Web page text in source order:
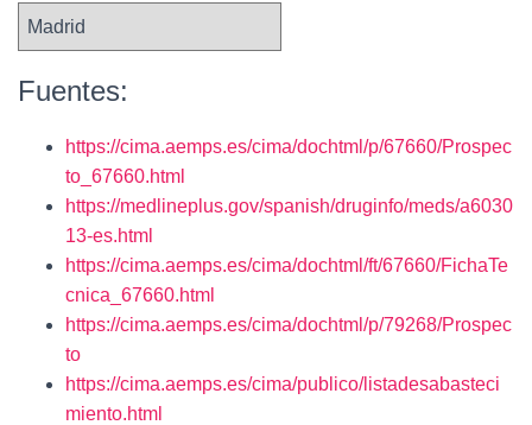
Fuentes:
https://cima.aemps.es/cima/dochtml/p/67660/Prospec
to_67660.html
https://medlineplus.gov/spanish/druginfo/meds/a6030
13-es.html
https://cima.aemps.es/cima/dochtml/ft/67660/FichaTe
cnica_67660.html
https://cima.aemps.es/cima/dochtml/p/79268/Prospec
to
https://cima.aemps.es/cima/publico/listadesabasteci
miento.html